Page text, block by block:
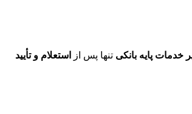
پایه بانکی تنها پس از
استعلام و تأیید